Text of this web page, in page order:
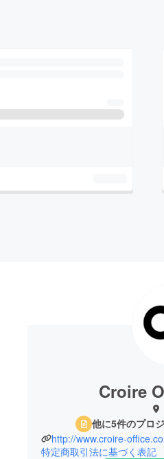
Croire
他に5件のプロ
http://www.croire-
特定商取引法に基づく表記